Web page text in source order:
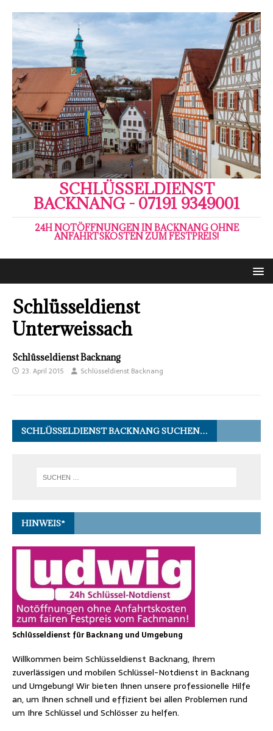
SCHLÜSSELDIENST
BACKNANG - 07191 9349001
24H NOTÖFFNUNGEN IN BACKNANG OHNE
ANFAHRTSKOSTEN ZUM FESTPREIS!
Schlüsseldienst
Unterweissach
Schlüsseldienst Backnang
23. April 2015 Schlüsseldienst Backnang
SCHLÜSSELDIENST BACKNANG SUCHEN…
HINWEIS*
Schlüsseldienst für Backnang und Umgebung
Willkommen beim Schlüsseldienst Backnang, Ihrem
zuverlässigen und mobilen Schlüssel-Notdienst in Backnang
und Umgebung! Wir bieten Ihnen unsere professionelle Hilfe
an, um Ihnen schnell und effizient bei allen Problemen rund
um Ihre Schlüssel und Schlösser zu helfen.